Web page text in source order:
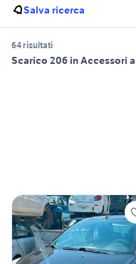
Salva ricerca
64 risultati
Scarico 206 in Accessori